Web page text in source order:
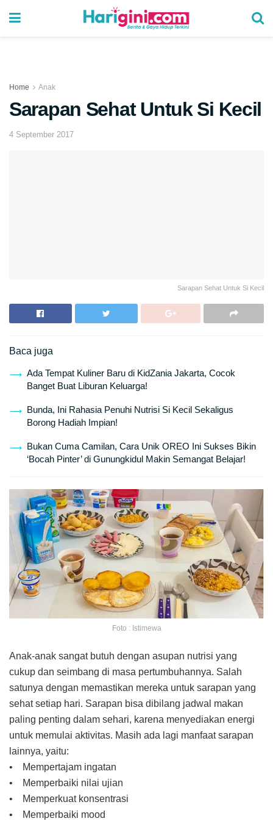
Home Anak
Sarapan Sehat Untuk Si Kecil
4 September 2017
Sarapan Sehat Untuk Si Kecil
Baca juga
Ada Tempat Kuliner Baru di KidZania Jakarta, Cocok
Banget Buat Liburan Keluarga!
Bunda, Ini Rahasia Penuhi Nutrisi Si Kecil Sekaligus
Borong Hadiah Impian!
Bukan Cuma Camilan, Cara Unik OREO Ini Sukses Bikin
‘Bocah Pinter’ di Gunungkidul Makin Semangat Belajar!
Foto : Istimewa
Anak-anak sangat butuh dengan asupan nutrisi yang
cukup dan seimbang di masa pertumbuhannya. Salah
satunya dengan memastikan mereka untuk sarapan yang
sehat setiap hari. Sarapan bisa dibilang jadwal makan
paling penting dalam sehari, karena menyediakan energi
untuk memulai aktivitas. Masih ada lagi manfaat sarapan
lainnya, yaitu:
• Mempertajam ingatan
• Memperbaiki nilai ujian
• Memperkuat konsentrasi
• Memperbaiki mood